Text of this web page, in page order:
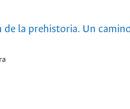
de la prehistoria. Un